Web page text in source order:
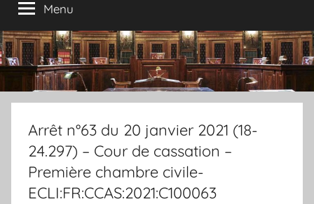
Menu
Arrêt n°63 du 20 janvier 2021 (18-
24.297) – Cour de cassation –
Première chambre civile-
ECLI:FR:CCAS:2021:C100063